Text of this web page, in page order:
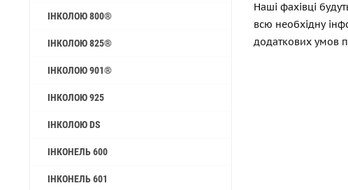
ІНКОЛОЮ 800®
ІНКОЛОЮ 825®
ІНКОЛОЮ 901®
ІНКОЛОЮ 925
ІНКОЛОЮ DS
ІНКОНЕЛЬ 600
ІНКОНЕЛЬ 601
Наші фахівці
всю необхідну
додаткових умов